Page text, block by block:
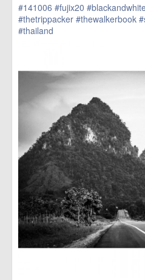
#141006 #fujix20
#thetrippacker #thewalkerbook
#thailand